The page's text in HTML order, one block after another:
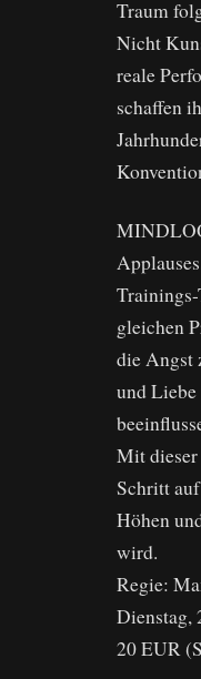
Traum
Nicht
reale
schaffen
gleichen
die Angst
und Liebe
Mit dieser
Schritt
Höhen
wird.
Regie:
Dienstag,
20 EUR